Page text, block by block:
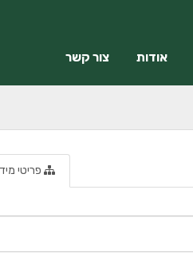
אודות צור קשר
פריטי